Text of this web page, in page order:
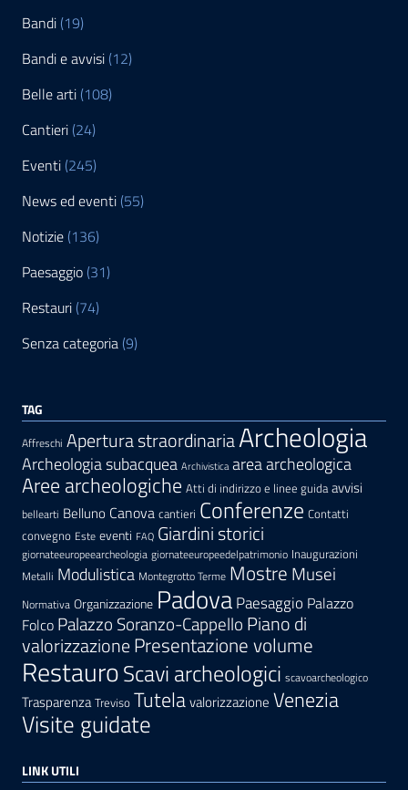
Bandi (19)
Bandi e avvisi (12)
Belle arti (108)
Cantieri (24)
Eventi (245)
News ed eventi (55)
Notizie (136)
Paesaggio (31)
Restauri (74)
Senza categoria (9)
TAG
Affreschi Apertura straordinariaArcheologia
Archeologia subacquea Archivistica area archeologica
Aree archeologiche Atti di indirizzo e linee guida avvisi
bellearti Belluno Canova cantieri Conferenze Contatti
convegno Este eventi FAQ Giardini storici
giornateeuropeearcheologia giornateeuropeedelpatrimonio Inaugurazioni
Metalli Modulistica Montegrotto Terme Mostre Musei
Normativa Organizzazione PadovaPaesaggio Palazzo
Folco Palazzo Soranzo-Cappello Piano di
valorizzazionePresentazione volume
RestauroScavi archeologici scavoarcheologico
Trasparenza Treviso Tutelavalorizzazione Venezia
Visite guidate
LINK UTILI